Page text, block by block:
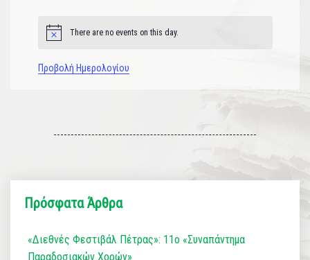
Notice There are no events on this day.
Προβολή Ημερολογίου
Πρόσφατα Άρθρα
«Διεθνές Φεστιβάλ Πέτρας»: 11ο «Συναπάντημα
Παραδοσιακών Χορών»